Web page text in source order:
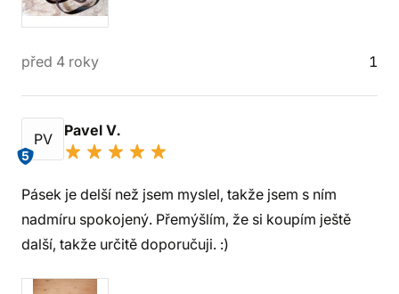
před 4 roky 1
PV
5
Pavel V.
Pásek je delší než jsem myslel, takže jsem s ním
nadmíru spokojený. Přemýšlím, že si koupím ještě
další, takže určitě doporučuji. :)